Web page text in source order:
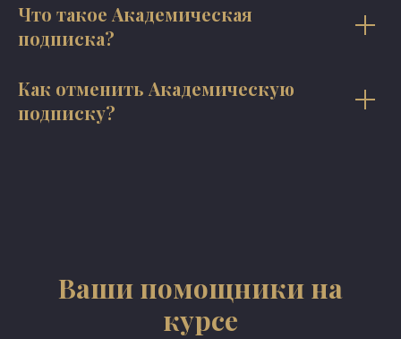
Что такое Академическая
подписка?
Как отменить Академическую
подписку?
Ваши помощники на
курсе